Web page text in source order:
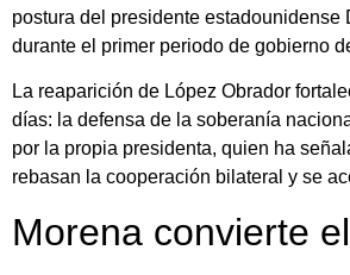
postura del presidente estadounidense
durante el primer periodo de gobierno
La reaparición de López Obrador
días: la defensa de la soberanía
por la propia presidenta, quien ha
rebasan la cooperación bilateral y se
Morena convierte